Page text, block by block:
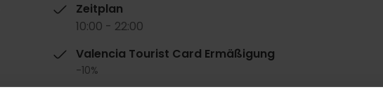
Zeitplan
10:00 - 22:00
Valencia Tourist Card Ermäßigung
-10%